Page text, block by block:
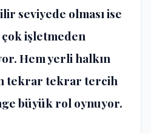
seviyede olması ise
işletmeden
Hem yerli halkın
tekrar tekrar tercih
büyük rol oynuyor.